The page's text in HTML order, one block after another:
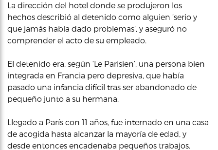
La dirección del hotel donde se produjeron los
hechos describió al detenido como alguien ‘serio y
que jamás había dado problemas’, y aseguró no
comprender el acto de su empleado.
El detenido era, según ‘Le Parisien’, una persona bien
integrada en Francia pero depresiva, que había
pasado una infancia difícil tras ser abandonado de
pequeño junto a su hermana.
Llegado a París con 11 años, fue internado en una casa
de acogida hasta alcanzar la mayoría de edad, y
desde entonces encadenaba pequeños trabajos.